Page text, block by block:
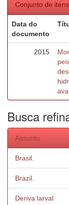
Conjunto de
Data do
documento
2015
Busca
Assunto
Brasil.
Brazil.
Deriva larval